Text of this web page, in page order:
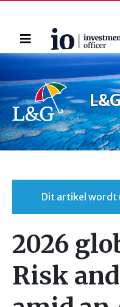
Home
Zoeken
Dit artikel wordt
2026
Risk